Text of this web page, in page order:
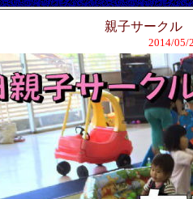
親子サーク
2014/05/